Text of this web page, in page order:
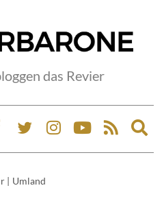
das Revier
| Umland